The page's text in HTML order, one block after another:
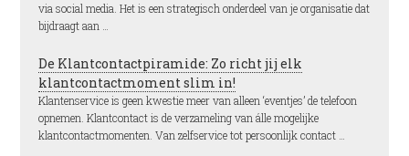
via social media. Het is een strategisch onderdeel van je organisatie dat
bijdraagt aan …
De Klantcontactpiramide: Zo richt jij elk
klantcontactmoment slim in!
Klantenservice is geen kwestie meer van alleen ‘eventjes’ de telefoon
opnemen. Klantcontact is de verzameling van álle mogelijke
klantcontactmomenten. Van zelfservice tot persoonlijk contact …